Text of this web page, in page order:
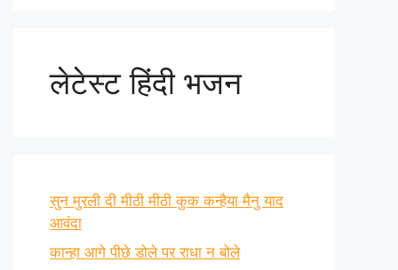
लेटेस्ट हिंदी भजन
सुन मुरली दी मीठी मीठी कुक कन्हैया मैनु याद
आवंदा
कान्हा आगे पीछे डोले पर राधा न बोले